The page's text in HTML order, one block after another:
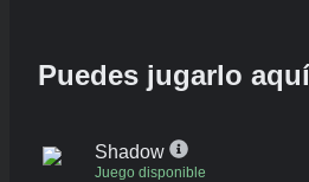
Puedes jugarlo aquí
Shadow
Juego disponible